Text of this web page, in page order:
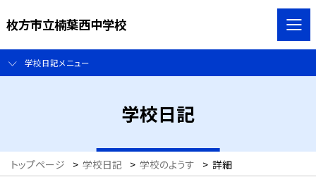
枚方市立楠葉西中学校
学校日記メニュー
学校日記
トップページ > 学校日記 > 学校のようす > 詳細